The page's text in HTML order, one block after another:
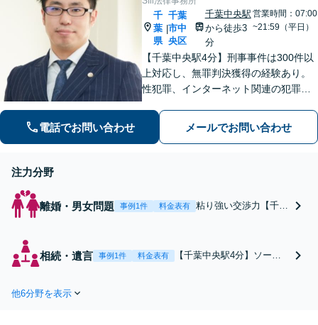
【葭川公園駅5分／千
葉中央駅10分】
千
葉
県
|
千葉
市中
央区
千葉中央駅
から徒歩3
分
営業時間：07:00
~21:59（平日）
【千葉中央駅4分】刑事事件は300件以
上対応し、無罪判決獲得の経験あり。
性犯罪、インターネット関連の犯罪な
産分与・親権・養育費などご相談くだ
さい。他にも、ネットトラブル、労働
電話でお問い合わせ メールでお問い合わせ
注力分野
離婚・男女問題 事例1件 料金表有
粘り強い交渉力【千葉
りやすく方針をご説明
します。【社会福祉士
相続・遺言 事例1件 料金表有
【千葉中央駅4分】ソーシ
他6分野を表示